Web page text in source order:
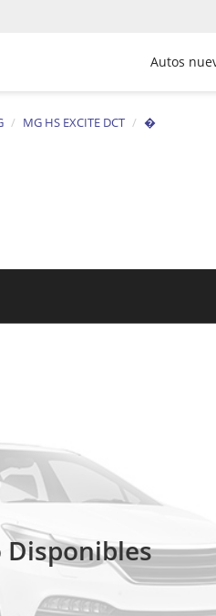
Autos
MG HS EXCITE DCT
�
Disponibles